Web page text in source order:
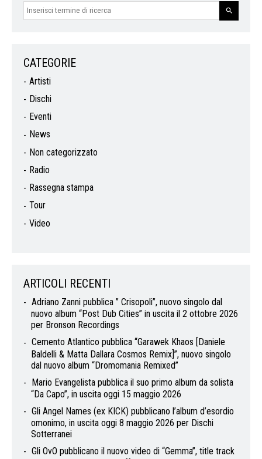
CATEGORIE
Artisti
Dischi
Eventi
News
Non categorizzato
Radio
Rassegna stampa
Tour
Video
ARTICOLI RECENTI
Adriano Zanni pubblica ” Crisopoli”, nuovo singolo dal
nuovo album “Post Dub Cities” in uscita il 2 ottobre 2026
per Bronson Recordings
Cemento Atlantico pubblica “Garawek Khaos [Daniele
Baldelli & Matta Dallara Cosmos Remix]”, nuovo singolo
dal nuovo album “Dromomania Remixed”
Mario Evangelista pubblica il suo primo album da solista
“Da Capo”, in uscita oggi 15 maggio 2026
Gli Angel Names (ex KICK) pubblicano l’album d’esordio
omonimo, in uscita oggi 8 maggio 2026 per Dischi
Sotterranei
Gli OvO pubblicano il nuovo video di “Gemma”, title track